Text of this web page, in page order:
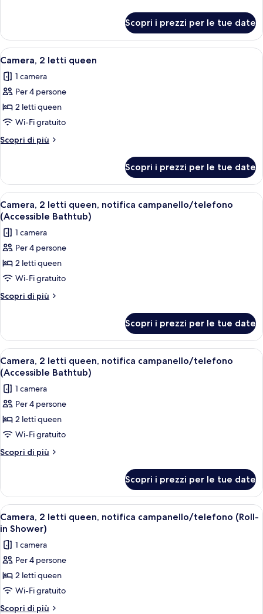
vasca
accessibile
in
sedia
a
rotelle
1
letto
king,
accessibile
in
a
rotelle
Scopri i prezzi per le tue date
Apri
tutte
le
foto
per
Camera,
2
letti
Una camera d'albergo con due letti,
6
Camera, 2 letti queen
1 camera
Per 4 persone
2 letti queen
Wi-Fi gratuito
Scopri di più
Altri
2
letti
queen
Scopri i prezzi per le tue date
Apri
tutte
le
foto
per
Camera,
2
letti
campanello/telefono
(Accessible
Bathtub)
Una camera d'albergo con due letti,
6
Camera, 2 letti queen, notifica campanello/telefono
(Accessible Bathtub)
1 camera
Per 4 persone
2 letti queen
Wi-Fi gratuito
Scopri di più
Altri
2
letti
queen,
notifica
campanello/telefono
(Accessible
Bathtub)
Scopri i prezzi per le tue date
Apri
tutte
le
foto
per
Camera,
2
letti
campanello/telefono
(Accessible
Bathtub)
Una camera d'albergo con due letti,
6
Camera, 2 letti queen, notifica campanello/telefono
(Accessible Bathtub)
1 camera
Per 4 persone
2 letti queen
Wi-Fi gratuito
Scopri di più
Altri
2
letti
queen,
notifica
campanello/telefono
(Accessible
Bathtub)
Scopri i prezzi per le tue date
Apri
tutte
le
foto
per
Camera,
2
letti
Una camera d'albergo con due letti,
6
Camera, 2 letti queen, notifica campanello/telefono (Roll-
in Shower)
1 camera
Per 4 persone
2 letti queen
Wi-Fi gratuito
Scopri di più
Altri